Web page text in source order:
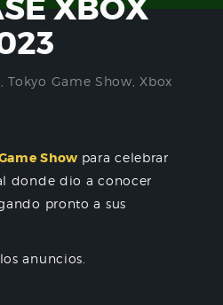
XBOX
,Tokyo Game Show Xbox
Show para celebrar
donde dio a conocer
pronto a sus
anuncios.